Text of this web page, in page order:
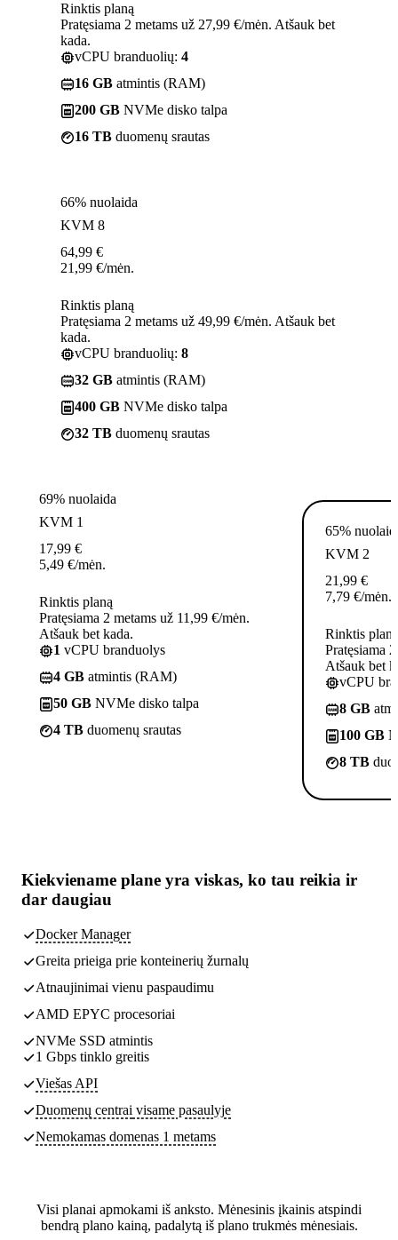
Rinktis planą
Pratęsiama 2 metams už 27,99 €/mėn. Atšauk bet
kada.
vCPU branduolių: 4
16 GB atmintis (RAM)
200 GB NVMe disko talpa
16 TB duomenų srautas
66% nuolaida
KVM 8
64,99 €
21,99 €/mėn.
Rinktis planą
Pratęsiama 2 metams už 49,99 €/mėn. Atšauk bet
kada.
vCPU branduolių: 8
32 GB atmintis (RAM)
400 GB NVMe disko talpa
32 TB duomenų srautas
69% nuolaida
KVM 1
17,99 €
5,49 €/mėn.
Rinktis planą
Pratęsiama 2 metams už 11,99 €/mėn.
Atšauk bet kada.
1 vCPU branduolys
4 GB atmintis (RAM)
50 GB NVMe disko talpa
4 TB duomenų srautas
65%
KVM 2
21,99 €
7,79 €/mėn.
Rinktis planą
Pratęsiama
Atšauk bet
vCPU
8 GB
100 GB
8 TB
Kiekviename plane yra viskas, ko tau reikia ir
dar daugiau
Docker Manager
Greita prieiga prie konteinerių žurnalų
Atnaujinimai vienu paspaudimu
AMD EPYC procesoriai
NVMe SSD atmintis
1 Gbps tinklo greitis
Viešas API
Duomenų centrai visame pasaulyje
Nemokamas domenas 1 metams
Visi planai apmokami iš anksto. Mėnesinis įkainis atspindi
bendrą plano kainą, padalytą iš plano trukmės mėnesiais.